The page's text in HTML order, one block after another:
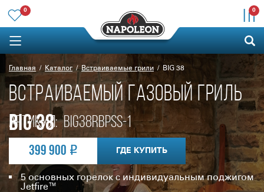
0 0
Главная Каталог Встраиваемые грили BIG 38
ВСТРАИВАЕМЫЙ ГАЗОВЫЙ ГРИЛЬ
BIG 38
Артикул: BIG38RBPSS-1
399 900 ГДЕ КУПИТЬ
5 основных горелок с индивидуальным поджигом
Jetfire™